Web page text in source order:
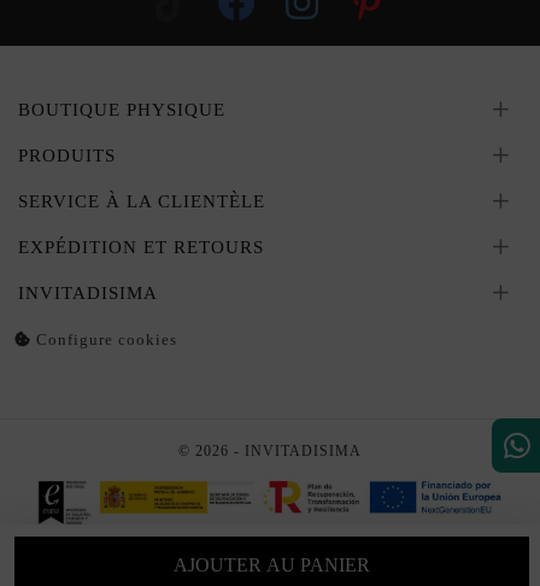
AJOUTER AU PANIER
BOUTIQUE PHYSIQUE
PRODUITS
SERVICE À LA CLIENTÈLE
EXPÉDITION ET RETOURS
INVITADISIMA
Configure cookies
© 2026 - INVITADISIMA